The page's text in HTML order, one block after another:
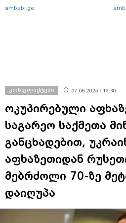
ambebi.ge
კონფლიქტები 07.06.2025 / 16:30
ოკუპირებული
საგარეო საქმეთა
განცხადებით,
აფხაზეთიდან
მებრძოლი 70-ზე
დაიღუპა